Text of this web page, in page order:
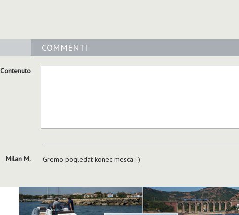
COMMENTI
Contenuto
Milan M.
Gremo pogledat konec mesca :-)